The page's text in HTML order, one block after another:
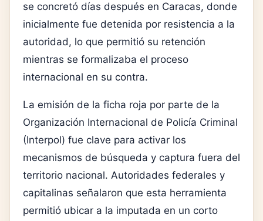
se concretó días después en Caracas, donde
inicialmente fue detenida por resistencia a la
autoridad, lo que permitió su retención
mientras se formalizaba el proceso
internacional en su contra.
La emisión de la ficha roja por parte de la
Organización Internacional de Policía Criminal
(Interpol) fue clave para activar los
mecanismos de búsqueda y captura fuera del
territorio nacional. Autoridades federales y
capitalinas señalaron que esta herramienta
permitió ubicar a la imputada en un corto